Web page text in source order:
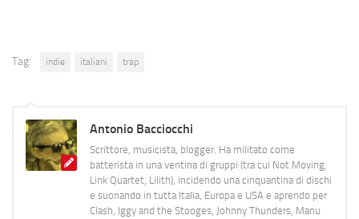
Tag: indie italiani trap
Antonio Bacciocchi
Scrittore, musicista, blogger. Ha militato come
batterista in una ventina di gruppi (tra cui Not Moving,
Link Quartet, Lilith), incidendo una cinquantina di dischi
e suonando in tutta Italia, Europa e USA e aprendo per
Clash, Iggy and the Stooges, Johnny Thunders, Manu